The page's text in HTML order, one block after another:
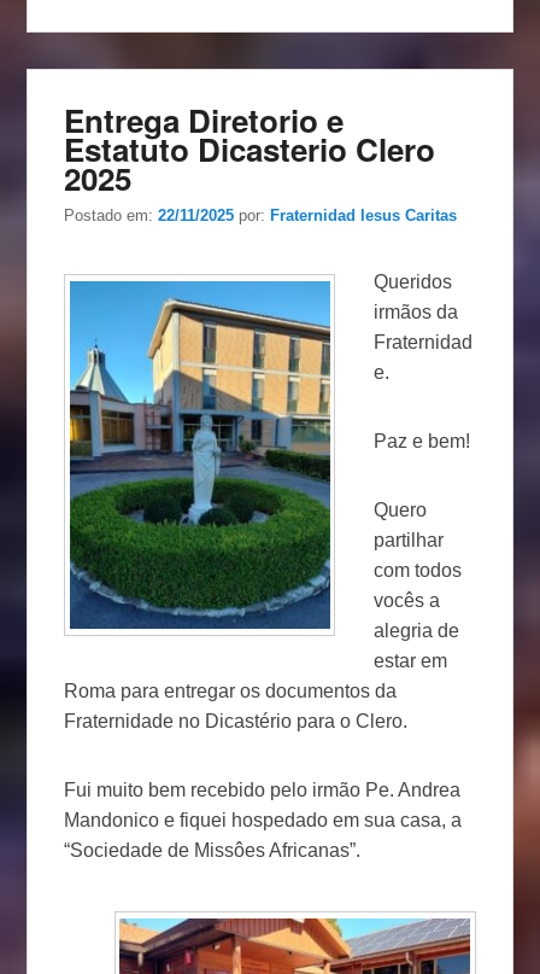
Entrega Diretorio e
Estatuto Dicasterio Clero
2025
Postado em:22/11/2025 por: Fraternidad Iesus Caritas
Queridos
irmãos da
Fraternidad
e.
Paz e bem!
Quero
partilhar
com todos
vocês a
alegria de
estar em
Roma para entregar os documentos da
Fraternidade no Dicastério para o Clero.
Fui muito bem recebido pelo irmão Pe. Andrea
Mandonico e fiquei hospedado em sua casa, a
“Sociedade de Missôes Africanas”.